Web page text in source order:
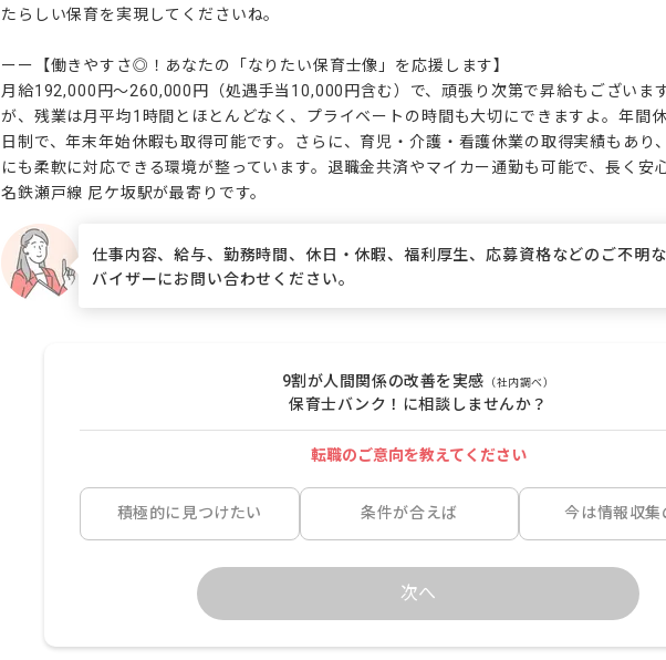
たらしい保育を実現してくださいね。
ーー【働きやすさ◎！あなたの「なりたい保育士像」を応援します】
月給192,000円～260,000円（処遇手当10,000円含む）で、頑張り次第で昇給もございま
が、残業は月平均1時間とほとんどなく、プライベートの時間も大切にできますよ。年間
日制で、年末年始休暇も取得可能です。さらに、育児・介護・看護休業の取得実績もあり
にも柔軟に対応できる環境が整っています。退職金共済やマイカー通勤も可能で、長く安
名鉄瀬戸線 尼ケ坂駅が最寄りです。
仕事内容、給与、勤務時間、休日・休暇、福利厚生、応募資格などのご不明
バイザーにお問い合わせください。
9割が人間関係の改善を実感 （社内調べ）
保育士バンク！に相談しませんか？
転職のご意向を教えてください
積極的に見つけたい 条件が合えば 今は情報収集
次へ